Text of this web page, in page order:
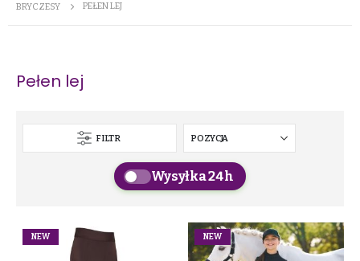
BRYCZESY
PEŁEN LEJ
Pełen lej
FILTR
Wysyłka 24h
NEW NEW